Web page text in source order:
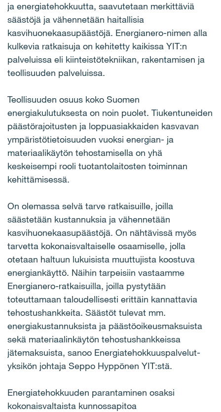
ja energiatehokkuutta, saavutetaan merkittäviä
säästöjä ja vähennetään haitallisia
kasvihuonekaasupäästöjä. Energianero-nimen alla
kulkevia ratkaisuja on kehitetty kaikissa YIT:n
palveluissa eli kiinteistötekniikan, rakentamisen ja
teollisuuden palveluissa.
Teollisuuden osuus koko Suomen
energiakulutuksesta on noin puolet. Tiukentuneiden
päästörajoitusten ja loppuasiakkaiden kasvavan
ympäristötietoisuuden vuoksi energian- ja
materiaalikäytön tehostamisella on yhä
keskeisempi rooli tuotantolaitosten toiminnan
kehittämisessä.
On olemassa selvä tarve ratkaisuille, joilla
säästetään kustannuksia ja vähennetään
kasvihuonekaasupäästöjä. On nähtävissä myös
tarvetta kokonaisvaltaiselle osaamiselle, jolla
otetaan haltuun lukuisista muuttujista koostuva
energiankäyttö. Näihin tarpeisiin vastaamme
Energianero-ratkaisuilla, joilla pystytään
toteuttamaan taloudellisesti erittäin kannattavia
tehostushankkeita. Säästöt tulevat mm.
energiakustannuksista ja päästöoikeusmaksuista
sekä materiaalinkäytön tehostushankkeissa
jätemaksuista, sanoo Energiatehokkuuspalvelut-
yksikön johtaja Seppo Hyppönen YIT:stä.
Energiatehokkuuden parantaminen osaksi
kokonaisvaltaista kunnossapitoa